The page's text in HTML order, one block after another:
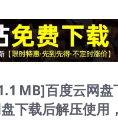
MB]百度云网
下载后解压使用